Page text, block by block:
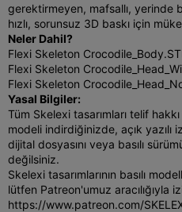
gerektirmeyen, mafsallı, yerinde
hızlı, sorunsuz 3D baskı için
Neler Dahil?
Flexi Skeleton
Flexi Skeleton
Flexi Skeleton
Yasal Bilgiler:
Tüm Skelexi tasarımları telif
modeli indirdiğinizde, açık yazılı
dijital dosyasını veya basılı
değilsiniz.
Skelexi tasarımlarının basılı
lütfen Patreon'umuz aracılığıyla
https://www.patreon.com/